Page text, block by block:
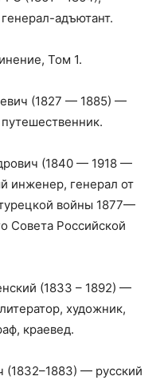
адъютант.
Том 1.
(1827 — 1885) —
(1840 — 1918 —
инженер, генерал от
войны 1877—
Совета Российской
(1833 – 1892) —
художник,
краевед.
— русский